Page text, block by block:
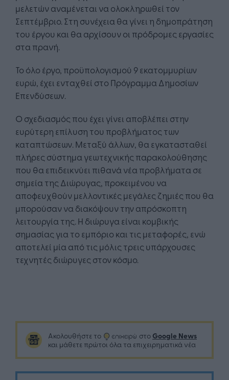
μελετών αναμένεται να ολοκληρωθεί τον
Σεπτέμβριο. Στη συνέχεια θα γίνει η δημοπράτηση
του έργου και θα αρχίσουν οι πρόδρομες εργασίες
στα πρανή.
Το όλο έργο, προϋπολογισμού 9 εκατομμυρίων
ευρώ, έχει ενταχθεί στο Πρόγραμμα Δημοσίων
Επενδύσεων.
Ο σχεδιασμός που έχει γίνει αποβλέπει στην
ευρύτερη επίλυση του προβλήματος των
καταπτώσεων. Μεταξύ άλλων, θα εγκατασταθεί
πλήρες σύστημα γεωτεχνικής παρακολούθησης
που θα επιδεικνύει πιθανά νέα προβλήματα σε
σημεία της Διώρυγας, προκειμένου να
αποφευχθούν μελλοντικές μεγάλες ζημιές που θα
μπορούσαν να διακόψουν την απρόσκοπτη
λειτουργία της. Η διώρυγα είναι κομβικής
σημασίας για το εμπόριο και τις μεταφορές, ενώ
αποτελεί μία από τις μόλις τρεις υπάρχουσες
τεχνητές διώρυγες στον κόσμο.
Ακολουθήστε το στο Google News
και μάθετε πρώτοι όλα τα επιχειρηματικά νέα